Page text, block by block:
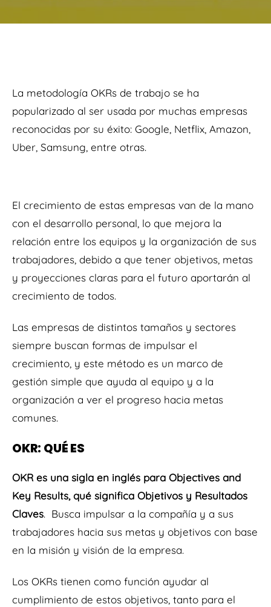
La metodología OKRs de trabajo se ha
popularizado al ser usada por muchas empresas
reconocidas por su éxito: Google, Netflix, Amazon,
Uber, Samsung, entre otras.
El crecimiento de estas empresas van de la mano
con el desarrollo personal, lo que mejora la
relación entre los equipos y la organización de sus
trabajadores, debido a que tener objetivos, metas
y proyecciones claras para el futuro aportarán al
crecimiento de todos.
Las empresas de distintos tamaños y sectores
siempre buscan formas de impulsar el
crecimiento, y este método es un marco de
gestión simple que ayuda al equipo y a la
organización a ver el progreso hacia metas
comunes.
OKR: QUÉ ES
OKR es una sigla en inglés para Objectives and
Key Results, qué significa Objetivos y Resultados
Claves. Busca impulsar a la compañía y a sus
trabajadores hacia sus metas y objetivos con base
en la misión y visión de la empresa.
Los OKRs tienen como función ayudar al
cumplimiento de estos objetivos, tanto para el